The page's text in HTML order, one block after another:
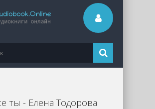
ты - Елена Тодорова